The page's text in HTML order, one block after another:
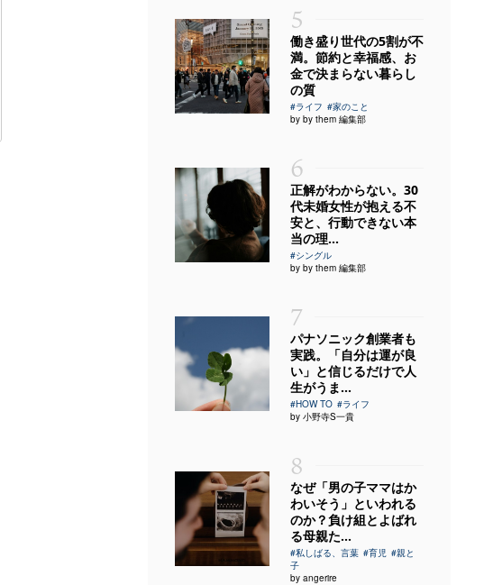
5
働き盛り世代の5割が不
満。節約と幸福感、お
金で決まらない暮らし
の質
#ライフ #家のこと
by by them 編集部
6
正解がわからない。30
代未婚女性が抱える不
安と、行動できない本
当の理...
#シングル
by by them 編集部
7
パナソニック創業者も
実践。「自分は運が良
い」と信じるだけで人
生がうま...
#HOW TO #ライフ
by 小野寺S一貴
8
なぜ「男の子ママはか
わいそう」といわれる
のか？負け組とよばれ
る母親た...
#私しばる、言葉 #育児 #親と
子
by angerire